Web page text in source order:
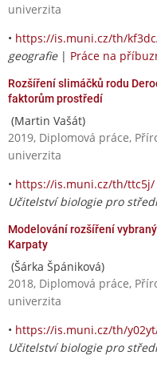
univerzita
• https://is.muni.cz/th/
geografie| Práce na
Rozšíření slimáčků rodu
faktorům prostředí
(Martin Vašát)
2019, Diplomová práce,
univerzita
• https://is.muni.cz/th/ttc5j/
Učitelství biologie pro
Modelování rozšíření
Karpaty
(Šárka Špániková)
2018, Diplomová práce,
univerzita
• https://is.muni.cz/th/
Učitelství biologie pro